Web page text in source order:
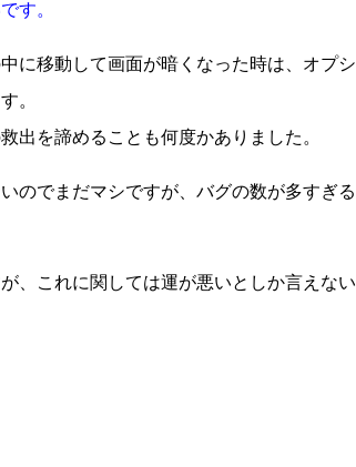
す。
に移動して画面が暗くなった時は、オプシ
。
出を諦めることも何度かありました。
のでまだマシですが、バグの数が多すぎる
、これに関しては運が悪いとしか言えない